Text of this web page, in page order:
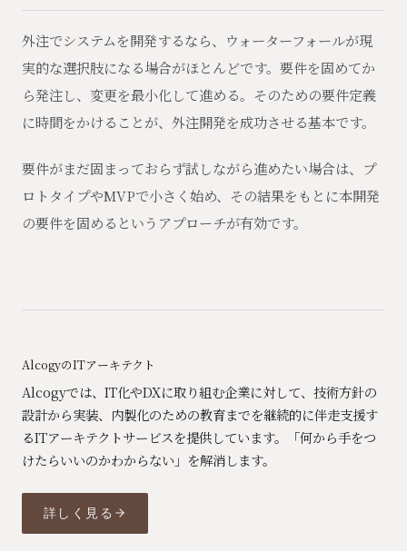
外注でシステムを開発するなら、ウォーターフォールが現
実的な選択肢になる場合がほとんどです。要件を固めてか
ら発注し、変更を最小化して進める。そのための要件定義
に時間をかけることが、外注開発を成功させる基本です。
要件がまだ固まっておらず試しながら進めたい場合は、プ
ロトタイプやMVPで小さく始め、その結果をもとに本開発
の要件を固めるというアプローチが有効です。
AlcogyのITアーキテクト
Alcogyでは、IT化やDXに取り組む企業に対して、技術方針の
設計から実装、内製化のための教育までを継続的に伴走支援す
るITアーキテクトサービスを提供しています。「何から手をつ
けたらいいのかわからない」を解消します。
詳しく見る